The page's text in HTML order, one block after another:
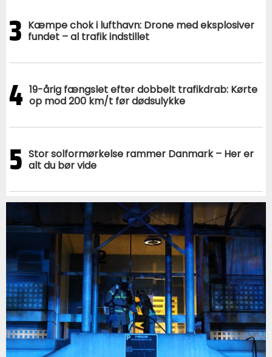
3 Kæmpe chok i lufthavn: Drone med eksplosiver
fundet – al trafik indstillet
4 19-årig fængslet efter dobbelt trafikdrab: Kørte
op mod 200 km/t før dødsulykke
5 Stor solformørkelse rammer Danmark – Her er
alt du bør vide